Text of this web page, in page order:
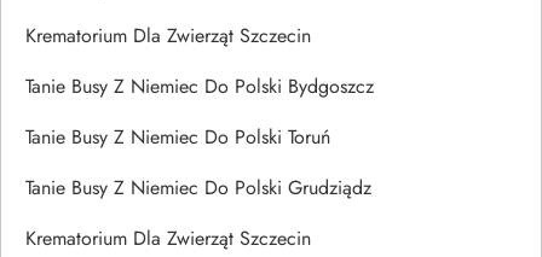
Krematorium Dla Zwierząt Szczecin
Tanie Busy Z Niemiec Do Polski Bydgoszcz
Tanie Busy Z Niemiec Do Polski Toruń
Tanie Busy Z Niemiec Do Polski Grudziądz
Krematorium Dla Zwierząt Szczecin